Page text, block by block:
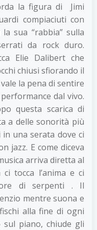
la figura di Jimi
compiaciuti con
sua “rabbia” sulla
da rock duro.
Elie Dalibert che
chiusi sfiorando il
la pena di sentire
dal vivo.
questa scarica di
a delle sonorità più
una serata dove ci
jazz. E come diceva
arriva diretta al
tocca l’anima e ci
di serpenti . Il
mentre suona e
alla fine di ogni
piano, chiude gli